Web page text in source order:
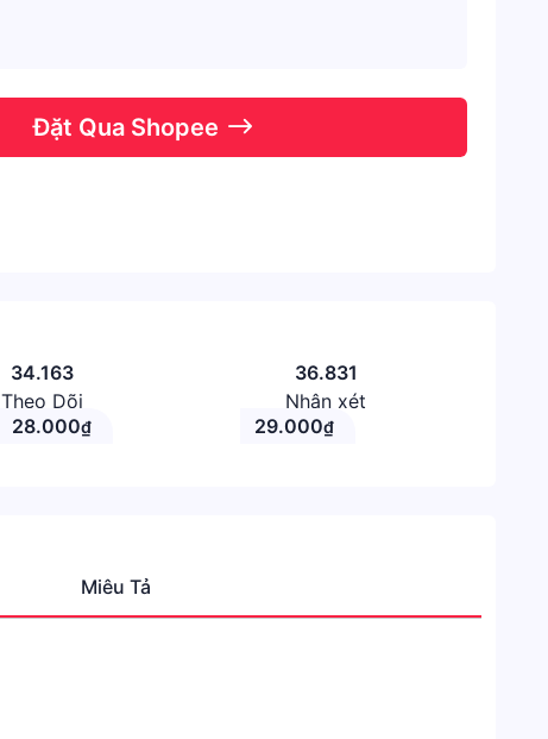
Đặt Qua Shopee
34.163
Theo Dõi
36.831
Nhận xét
28.000₫ 29.000₫
Miêu Tả